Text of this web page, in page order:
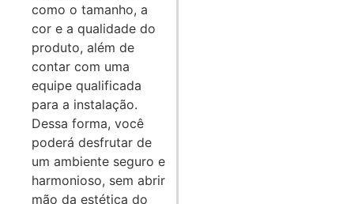
como o tamanho, a
cor e a qualidade do
produto, além de
contar com uma
equipe qualificada
para a instalação.
Dessa forma, você
poderá desfrutar de
um ambiente seguro e
harmonioso, sem abrir
mão da estética do